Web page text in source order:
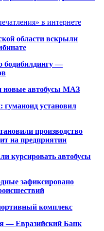
в интернете
области вскрыли
бодибилдингу —
автобусы МАЗ
гуманоид установил
производство
на предприятии
курсировать автобусы
зафиксировано
комплекс
— Евразийский Банк